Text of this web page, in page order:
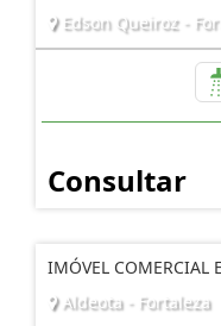
Edson Queiroz -
Consultar
IMÓVEL COMERCIAL
Aldeota - Fortaleza